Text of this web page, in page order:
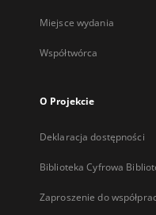
Miejsce wydania
Współtwórca
O Projekcie
Deklaracja dostępności
Biblioteka Cyfrowa
Zaproszenie do